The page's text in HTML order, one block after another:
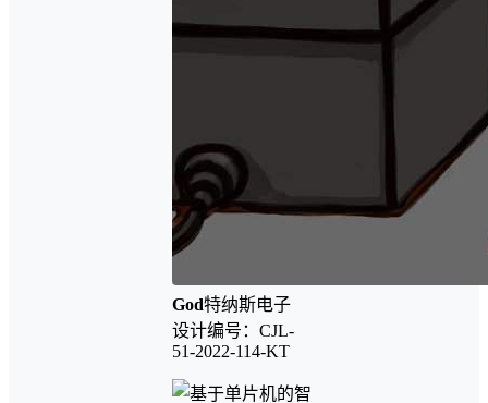
God特纳斯电子
设计编号：CJL-
51-2022-114-KT